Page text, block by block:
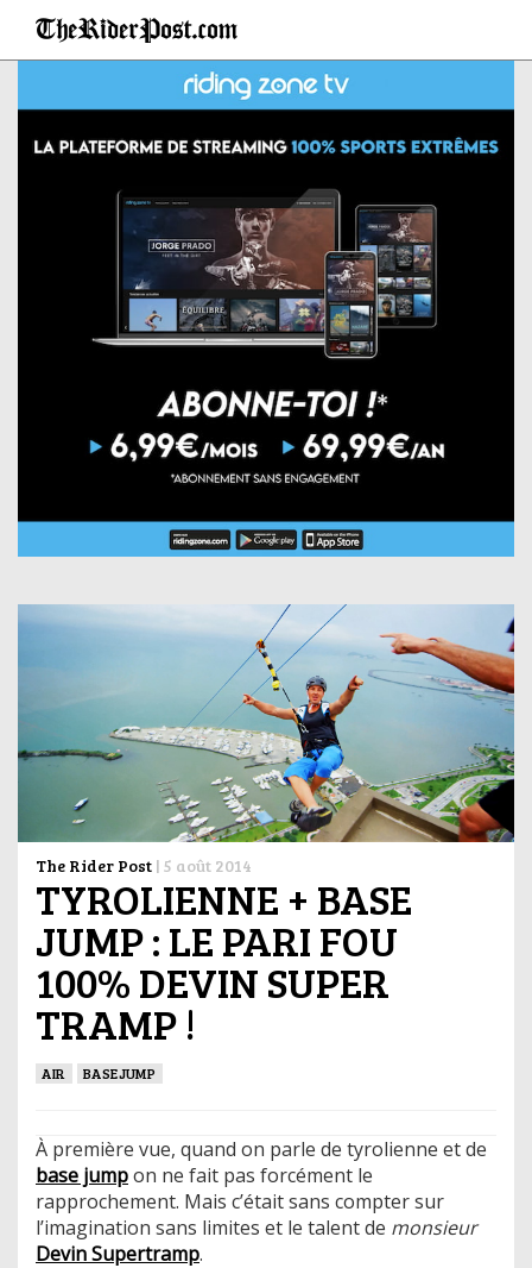
The Rider Post | 5 août 2014
TYROLIENNE + BASE
JUMP : LE PARI FOU
100% DEVIN SUPER
TRAMP !
AIR BASEJUMP
À première vue, quand on parle de tyrolienne et de
base jumpon ne fait pas forcément le
rapprochement. Mais c’était sans compter sur
l’imagination sans limites et le talent de monsieur
Devin Supertramp.